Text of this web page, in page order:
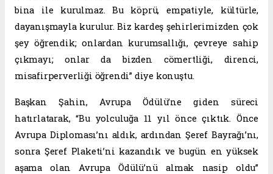
bina ile kurulmaz. Bu köprü, empatiyle, kültürle,
dayanışmayla kurulur. Biz kardeş şehirlerimizden çok
şey öğrendik; onlardan kurumsallığı, çevreye sahip
çıkmayı; onlar da bizden cömertliği, direnci,
misafirperverliği öğrendi” diye konuştu.
Başkan Şahin, Avrupa Ödülü’ne giden süreci
hatırlatarak, “Bu yolculuğa 11 yıl önce çıktık. Önce
Avrupa Diploması’nı aldık, ardından Şeref Bayrağı’nı,
sonra Şeref Plaketi’ni kazandık ve bugün en yüksek
aşama olan Avrupa Ödülü’nü almak nasip oldu”